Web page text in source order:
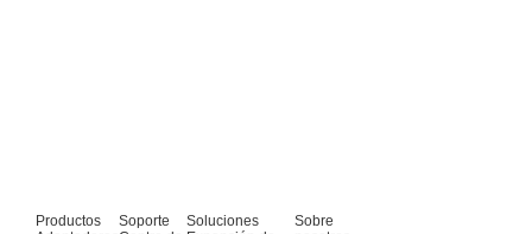
Productos
Soporte
Soluciones
Sobre